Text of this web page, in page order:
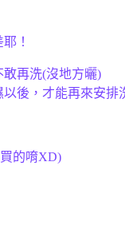
！
再洗(沒地方曬)
後，才能再來安排
的唷XD)